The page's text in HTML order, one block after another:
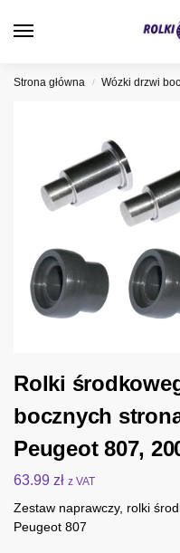
Strona główna / Wózki drzwi
Rolki
bocznych
Peugeot 807,
63.99 zł z VAT
Zestaw naprawczy, rolki
Peugeot 807